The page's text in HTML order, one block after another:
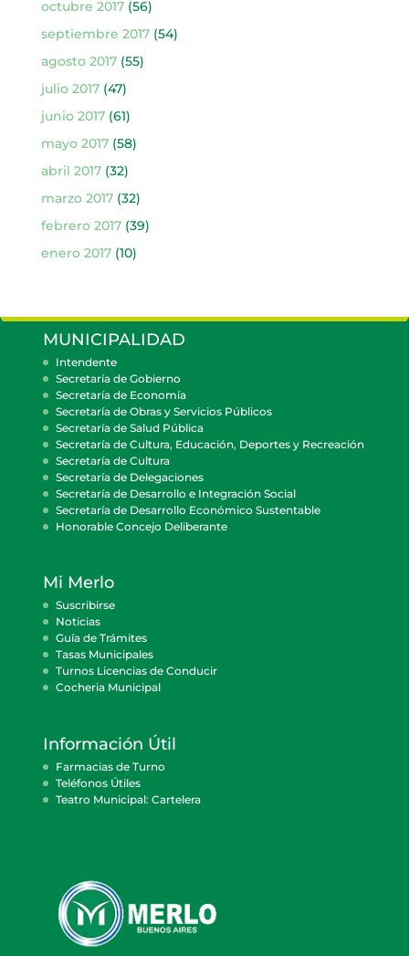
octubre 2017(56)
septiembre 2017(54)
agosto 2017(55)
julio 2017(47)
junio 2017(61)
mayo 2017(58)
abril 2017(32)
marzo 2017(32)
febrero 2017(39)
enero 2017(10)
MUNICIPALIDAD
Intendente
Secretaría de Gobierno
Secretaría de Economía
Secretaría de Obras y Servicios Públicos
Secretaría de Salud Pública
Secretaría de Cultura, Educación, Deportes y Recreación
Secretaría de Cultura
Secretaría de Delegaciones
Secretaría de Desarrollo e Integración Social
Secretaría de Desarrollo Económico Sustentable
Honorable Concejo Deliberante
Mi Merlo
Suscribirse
Noticias
Guía de Trámites
Tasas Municipales
Turnos Licencias de Conducir
Cocheria Municipal
Información Útil
Farmacias de Turno
Teléfonos Útiles
Teatro Municipal: Cartelera